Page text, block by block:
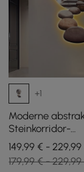
+1
Moderne
Steinkorridor-
Wanddekoration
1000 mm, für
und
149,99 € - 229,99
179,99 € -